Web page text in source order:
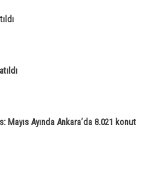
Mayıs Ayında Ankara’da 8.021 konut